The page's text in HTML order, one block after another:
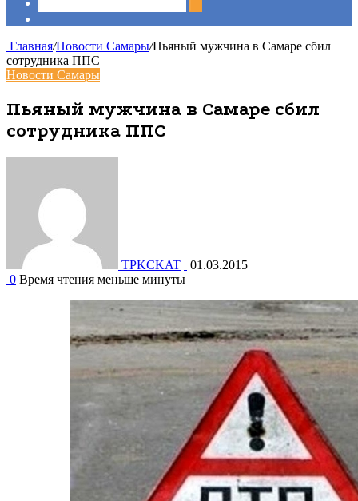
Главная/Новости Самары/Пьяный мужчина в Самаре сбил
сотрудника ППС
Новости Самары
Пьяный мужчина в Самаре сбил
сотрудника ППС
TPKCKAT
01.03.2015
0 Время чтения меньше минуты